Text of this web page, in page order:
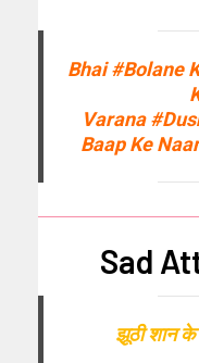
Bhai #Bolane
Varana
Baap Ke
Sad
झूठी शान के